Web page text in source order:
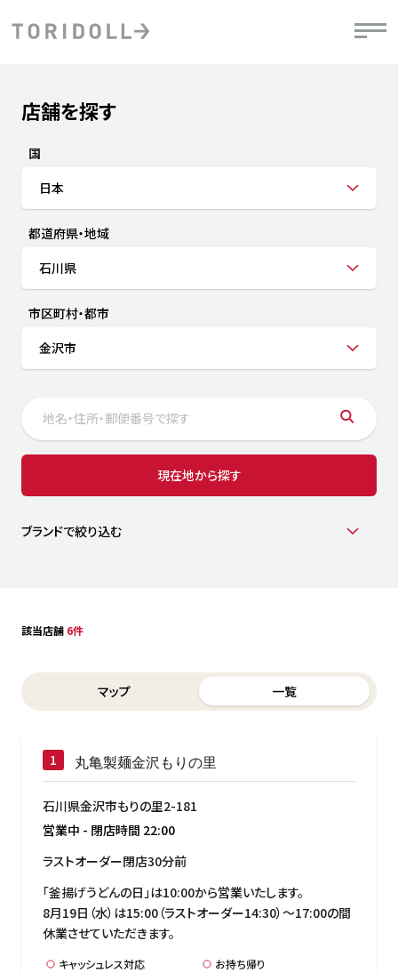
会社情報
株主・投資家情報
店舗一覧
採用情報
よくある質問・お問い合わせ
店舗を探す
国
日本
都道府県・地域
石川県
市区町村・都市
金沢市
Submit a search.
現在地から探す
ブランドで絞り込む
該当店舗 6件
Switch between List and Map view for search results
マップ 一覧
丸亀製麺金沢もりの里
石川県金沢市もりの里2-181
営業中 - 閉店時間 22:00
ラストオーダー閉店30分前
「釜揚げうどんの日」は10:00から営業いたします。
8月19日（水）は15:00（ラストオーダー14:30）～17:00の間
休業させていただきます。
キャッシュレス対応
お持ち帰り